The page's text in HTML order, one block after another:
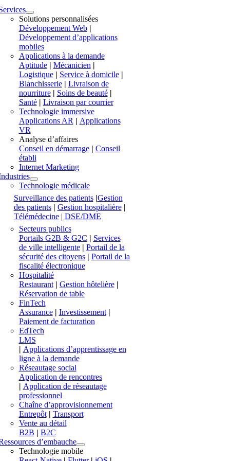
Solutions personnalisées
Développement Web|
Développement d’applications
mobiles
Applications à la demande
Aptitude| Mécanicien|
Logistique| Service à domicile|
Blanchisserie | Livraison de
nourriture | Soins de beauté |
Santé | Livraison par courrier
Technologie immersive
Applications AR| Applications
VR
Analyse d’affaires
Conseil en démarrage| Conseil
établi
Internet Marketing
Technologie médicale
Surveillance des patients |Gestion
des patients| Gestion hospitalière|
Télémédecine| DSE/DME
Secteurs publics
Portails G2B & G2C | Services
de ville intelligente| Portail de la
sécurité des citoyens| Portail de la
fiscalité électronique
Hospitalité
Restaurant| Gestion hôtelière|
Réservation de table
FinTech
Assurance| Investissement|
Paiement de facturation
EdTech
LMS
| Applications d’apprentissage en
ligne à la demande
Réseautage social
Application de rencontres
| Application de réseautage
professionnel
Chaîne d’approvisionnement
Entrepôt| Transport
Vente au détail
B2B | B2C
d’embauche
Technologie mobile